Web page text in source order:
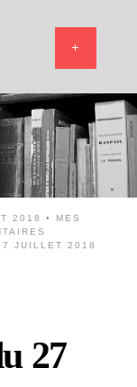
2018 •
MES
JUILLET 2018
27